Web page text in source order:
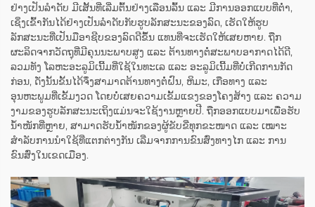
ຢ່າງເປັນລຳດັບ ມີເສັ້ນທີ່ເລີ່ມຕົ້ນຢ່າງເລືອນລົ້ນ ແລະ ມີການອອກແບບທີ່ຕ່ຳ,
ເຊິ່ງເຂົ້າກັນໄດ້ຢ່າງເປັນລຳດັບກັບຮູບລັກສະນະຂອງລົດ, ເຮັດໃຫ້ຮູບ
ລັກສະນະທີ່ເປັນມືອາຊີບຂອງລົດດີຂຶ້ນ ແທນທີ່ຈະເຮັດໃຫ້ເສຍຫາຍ. ຖືກ
ຜະລິດຈາກວັດຖຸທີ່ມີຄຸນນະພາບສູງ ແລະ ຕ້ານທາງຕໍ່ສະພາບອາກາດໄດ້ດີ,
ລວມທັງ ໂລຫະອະລູມິເນີ້ມທີ່ໃຊ້ໃນທະເລ ແລະ ອະລູມິເນີ້ມທີ່ບໍ່ເກີດການກັດ
ກ່ອນ, ດັ່ງນັ້ນຂັ້ນໄດ້ຈຶ່ງສາມາດຕ້ານທາງຕໍ່ຝົນ, ຫິມະ, ເກືອທາງ ແລະ
ອຸນຫະພູມທີ່ເຂັ້ມງວດ ໂດຍບໍ່ເສຍຄວາມເຂັ້ມແຂງຂອງໂຄງສ້າງ ແລະ ຄວາມ
ງາມຂອງຮູບລັກສະນະເຖິງແມ່ນຈະໃຊ້ງານຫຼາຍປີ. ຖືກອອກແບບມາເພື່ອຮັບ
ນ້ຳໜັກທີ່ຫຼາຍ, ສາມາດຮັບນ້ຳໜັກຂອງຜູ້ຂັບຂີ່ທຸກຂະໜາດ ແລະ ເໝາະ
ສຳລັບການນຳໃຊ້ທີ່ແຕກຕ່າງກັນ ເລີ່ມຈາກການຂົນສົ່ງທາງໄກ ແລະ ການ
ຂົນສົ່ງໃນເຂດເມືອງ.